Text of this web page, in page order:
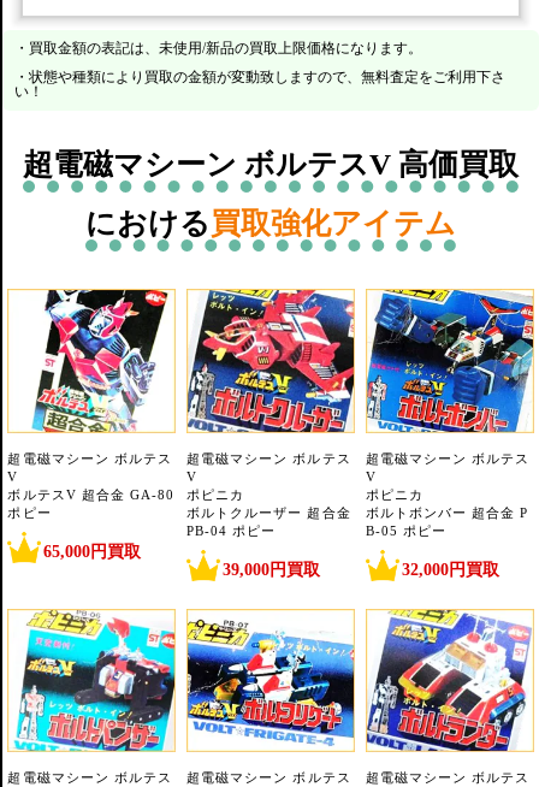
・買取金額の表記は、未使用/新品の買取上限価格になります。
・状態や種類により買取の金額が変動致しますので、無料査定をご利用下さ
い！
超電磁マシーン ボルテスV 高価買取
における買取強化アイテム
超電磁マシーン ボルテス
V
ボルテスV 超合金 GA-80
ポピー
65,000円買取
超電磁マシーン ボルテス
V
ポピニカ
ボルトクルーザー 超合金
PB-04 ポピー
39,000円買取
超電磁マシーン ボルテス
V
ポピニカ
ボルトボンバー 超合金 P
B-05 ポピー
32,000円買取
超電磁マシーン ボルテス
超電磁マシーン ボルテス
超電磁マシーン ボルテス